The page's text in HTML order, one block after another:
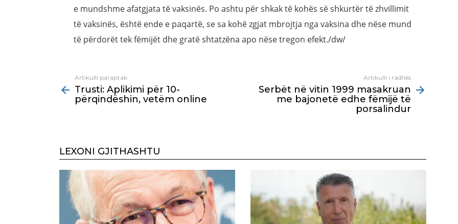
e mundshme afatgjata të vaksinës. Po ashtu për shkak të kohës së shkurtër të zhvillimit
të vaksinës, është ende e paqartë, se sa kohë zgjat mbrojtja nga vaksina dhe nëse mund
të përdorët tek fëmijët dhe gratë shtatzëna apo nëse tregon efekt./dw/
more
Artikulli paraprak
Trusti: Aplikimi për 10-
përqindëshin, vetëm online
Artikulli i radhës
Serbët në vitin 1999 masakruan
me bajonetë edhe fëmijë të
porsalindur
LEXONI GJITHASHTU